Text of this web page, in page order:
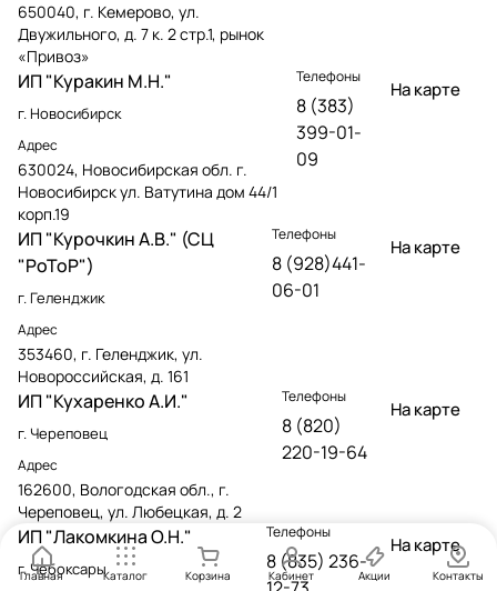
650040, г. Кемерово, ул.
Двужильного, д. 7 к. 2 стр.1, рынок
«Привоз»
ИП "Куракин М.Н."
г. Новосибирск
Адрес
630024, Новосибирская обл. г.
Новосибирск ул. Ватутина дом 44/1
корп.19
Телефоны
8 (383)
399-01-
09
На карте
ИП "Курочкин А.В." (СЦ
"РоТоР")
г. Геленджик
Адрес
353460, г. Геленджик, ул.
Новороссийская, д. 161
Телефоны
8 (928)441-
06-01
На карте
ИП "Кухаренко А.И."
г. Череповец
Адрес
162600, Вологодская обл., г.
Череповец, ул. Любецкая, д. 2
Телефоны
8 (820)
220-19-64
На карте
ИП "Лакомкина О.Н."
г. Чебоксары
Телефоны
8 (835) 236-
На карте
Главная Каталог Корзина Кабинет Акции Контакты